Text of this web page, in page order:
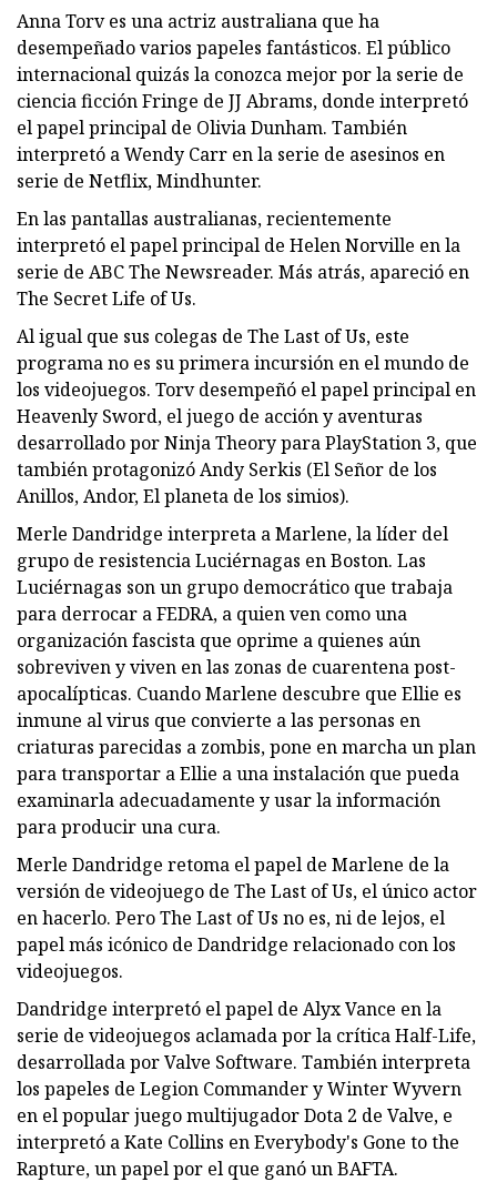
Anna Torv es una actriz australiana que ha
desempeñado varios papeles fantásticos. El público
internacional quizás la conozca mejor por la serie de
ciencia ficción Fringe de JJ Abrams, donde interpretó
el papel principal de Olivia Dunham. También
interpretó a Wendy Carr en la serie de asesinos en
serie de Netflix, Mindhunter.
En las pantallas australianas, recientemente
interpretó el papel principal de Helen Norville en la
serie de ABC The Newsreader. Más atrás, apareció en
The Secret Life of Us.
Al igual que sus colegas de The Last of Us, este
programa no es su primera incursión en el mundo de
los videojuegos. Torv desempeñó el papel principal en
Heavenly Sword, el juego de acción y aventuras
desarrollado por Ninja Theory para PlayStation 3, que
también protagonizó Andy Serkis (El Señor de los
Anillos, Andor, El planeta de los simios).
Merle Dandridge interpreta a Marlene, la líder del
grupo de resistencia Luciérnagas en Boston. Las
Luciérnagas son un grupo democrático que trabaja
para derrocar a FEDRA, a quien ven como una
organización fascista que oprime a quienes aún
sobreviven y viven en las zonas de cuarentena post-
apocalípticas. Cuando Marlene descubre que Ellie es
inmune al virus que convierte a las personas en
criaturas parecidas a zombis, pone en marcha un plan
para transportar a Ellie a una instalación que pueda
examinarla adecuadamente y usar la información
para producir una cura.
Merle Dandridge retoma el papel de Marlene de la
versión de videojuego de The Last of Us, el único actor
en hacerlo. Pero The Last of Us no es, ni de lejos, el
papel más icónico de Dandridge relacionado con los
videojuegos.
Dandridge interpretó el papel de Alyx Vance en la
serie de videojuegos aclamada por la crítica Half-Life,
desarrollada por Valve Software. También interpreta
los papeles de Legion Commander y Winter Wyvern
en el popular juego multijugador Dota 2 de Valve, e
interpretó a Kate Collins en Everybody's Gone to the
Rapture, un papel por el que ganó un BAFTA.